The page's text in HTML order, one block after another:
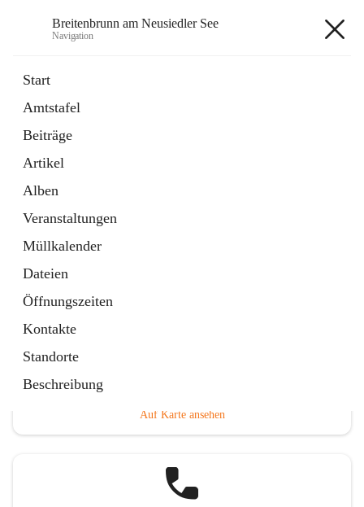
Breitenbrunn am Neusiedler See
Navigation
Start
Amtstafel
Beiträge
Artikel
Alben
Veranstaltungen
Müllkalender
Dateien
Öffnungszeiten
Kontakte
Standorte
Beschreibung
18 Schnellzugriffe
Gemeindeservice
Auf Karte ansehen